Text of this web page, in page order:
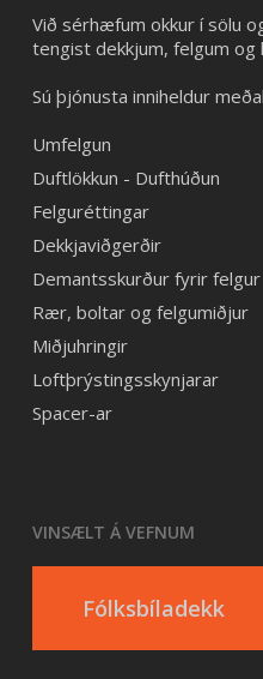
Við sérhæfum okkur í sölu
tengist dekkjum, felgum og
Sú þjónusta inniheldur
Umfelgun
Duftlökkun - Dufthúðun
Felguréttingar
Dekkjaviðgerðir
Demantsskurður fyrir felgur
Rær, boltar og felgumiðjur
Miðjuhringir
Loftþrýstingsskynjarar
Spacer-ar
VINSÆLT Á VEFNUM
Fólksbíladekk